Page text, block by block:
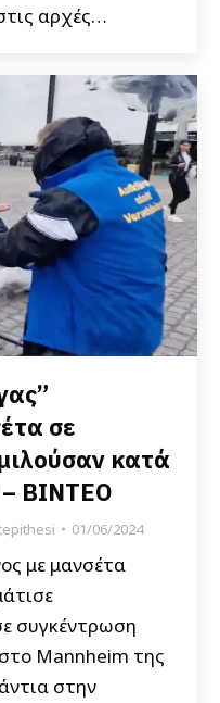
αρχές…
σε
κατά
– ΒΙΝΤΕΟ
01/06/2024
με μανσέτα
συγκέντρωση
Mannheim της
στην